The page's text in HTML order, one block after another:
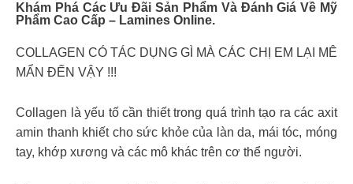
Khám Phá Các Ưu Đãi Sản Phẩm Và Đánh Giá Về Mỹ
Phẩm Cao Cấp – Lamines Online.
COLLAGEN CÓ TÁC DỤNG GÌ MÀ CÁC CHỊ EM LẠI MÊ
MẨN ĐẾN VẬY !!!
Collagen là yếu tố cần thiết trong quá trình tạo ra các axit
amin thanh khiết cho sức khỏe của làn da, mái tóc, móng
tay, khớp xương và các mô khác trên cơ thể người.